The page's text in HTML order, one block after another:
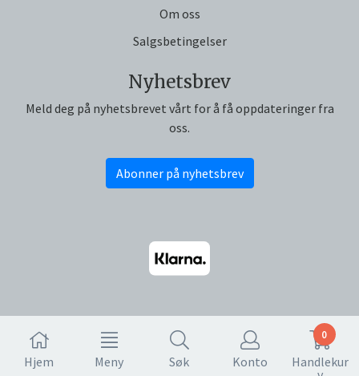
Hjem Meny Søk Konto
0
Handlekur
Om oss
Salgsbetingelser
Nyhetsbrev
Meld deg på nyhetsbrevet vårt for å få oppdateringer fra
oss.
Abonner på nyhetsbrev